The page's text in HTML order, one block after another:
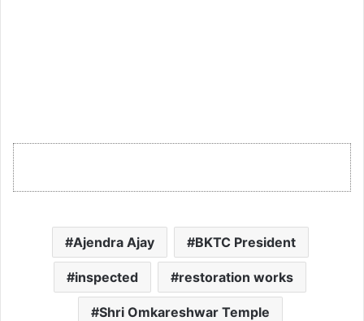
Ajendra Ajay BKTC President
inspected restoration works
Shri Omkareshwar Temple